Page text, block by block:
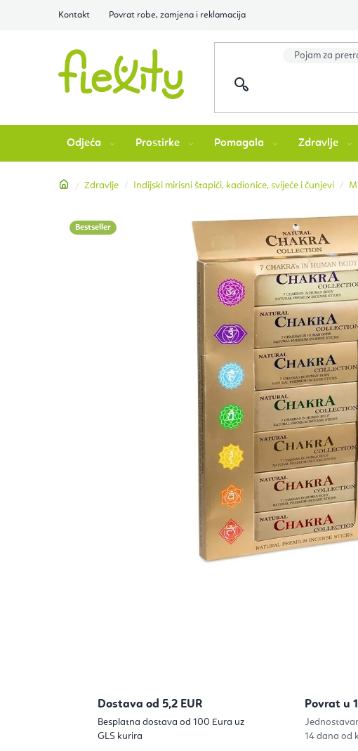
Kontakt Povrat robe, zamjena i reklamacija
Odjeća Prostirke Pomagala Zdravlje
Početna
Zdravlje Indijski mirisni štapići, kadionice, svijeće i čunjevi
Bestseller
Dostava od 5,2 EUR
Besplatna dostava od 100 Eura uz
GLS kurira
Povrat u
14 dana od